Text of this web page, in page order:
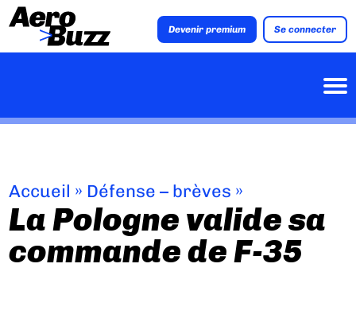
Devenir premium Se connecter
Accueil » Défense – brèves »
La Pologne valide sa
commande de F-35